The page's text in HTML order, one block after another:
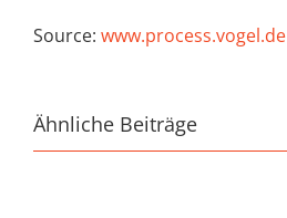
Source: www.process.vogel.de
Ähnliche Beiträge